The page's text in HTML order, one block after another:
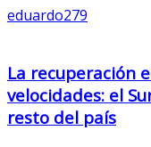
eduardo279
La recuperación
velocidades: el
resto del país